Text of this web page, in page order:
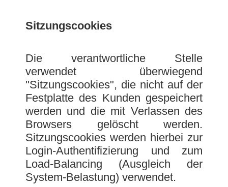
Sitzungscookies
Die verantwortliche Stelle
verwendet überwiegend
"Sitzungscookies", die nicht auf der
Festplatte des Kunden gespeichert
werden und die mit Verlassen des
Browsers gelöscht werden.
Sitzungscookies werden hierbei zur
Login-Authentifizierung und zum
Load-Balancing (Ausgleich der
System-Belastung) verwendet.